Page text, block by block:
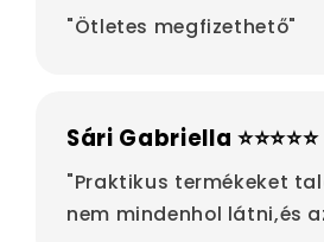
"Ötletes megfizethető"
Sári Gabriella ⭐⭐⭐⭐⭐
"Praktikus termékeket
nem mindenhol látni,és